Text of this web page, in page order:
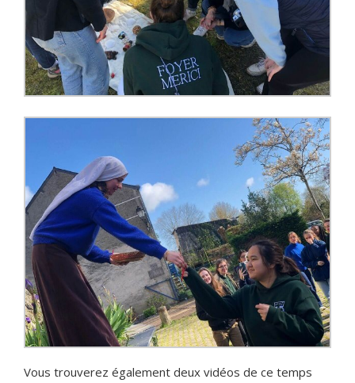
Vous trouverez également deux vidéos de ce temps